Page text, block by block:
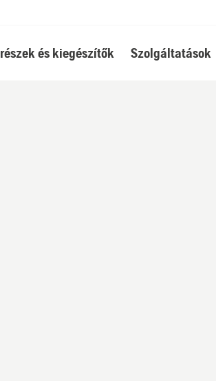
és kiegészítők Szolgáltatások